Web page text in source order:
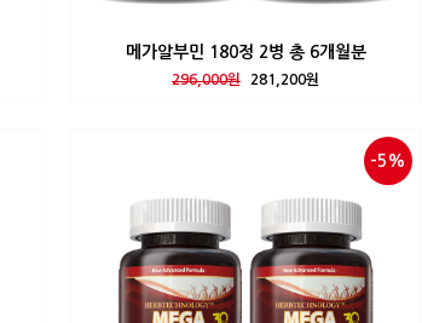
메가알부민 180정 2병 총 6개월분
296,000원 281,200원
-5%